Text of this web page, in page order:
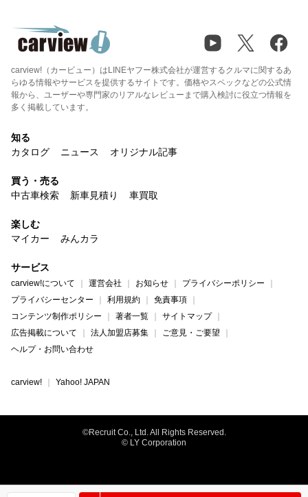
carview!（カービュー）はLINEヤフー株式会社が運営するクルマに関するあ
らゆる情報やサービスを提供するサイトです。価格やスペックなどの公式情
報から、ユーザーや専門家のリアルなレビューまで購入検討に役立つ情報を
多く掲載しています。
知る
カタログ
ニュース オリジナル記事
買う・売る
中古車検索
新車見積り 車買取
楽しむ
マイカー
みんカラ
サービス
carview!について 運営会社 お知らせ
プライバシーポリシー
プライバシーセンター
利用規約
免責事項
コンテンツ制作ポリシー
著者一覧
サイトマップ
広告掲載について
法人加盟店募集
ご意見・ご要望
ヘルプ・お問い合わせ
carview! Yahoo! JAPAN
©Recruit Co., Ltd. All Rights Reserved.
© LY Corporation